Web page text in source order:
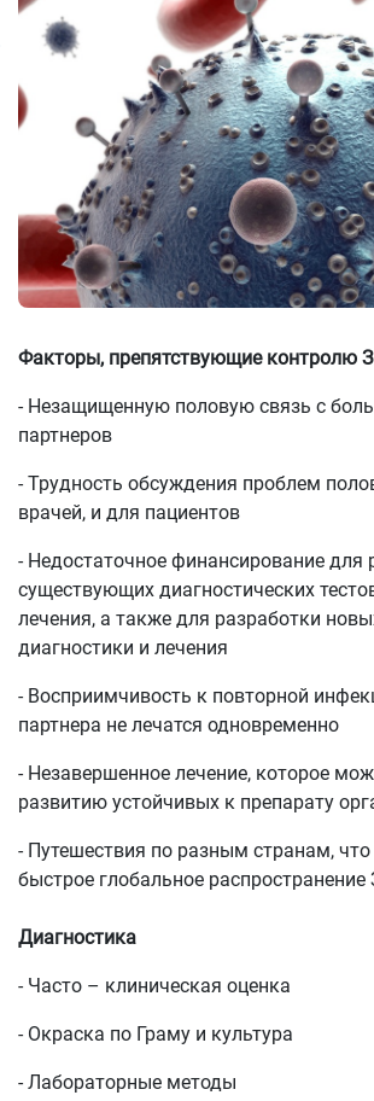
Факторы, препятствующие контролю
- Незащищенную половую связь с
партнеров
- Трудность обсуждения проблем
врачей, и для пациентов
- Недостаточное финансирование для
существующих диагностических
лечения, а также для разработки
диагностики и лечения
- Восприимчивость к повторной
партнера не лечатся одновременно
- Незавершенное лечение, которое
развитию устойчивых к препарату
- Путешествия по разным странам, что
быстрое глобальное
Диагностика
- Часто – клиническая оценка
- Окраска по Граму и культура
- Лабораторные методы